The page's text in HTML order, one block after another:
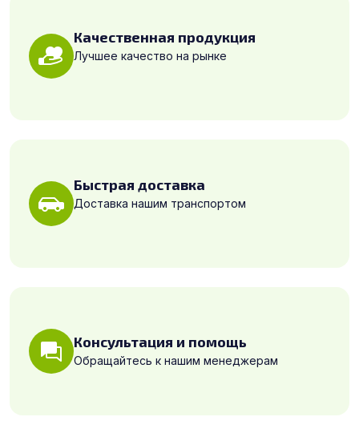
Качественная продукция
Лучшее качество на рынке
Быстрая доставка
Доставка нашим транспортом
Консультация и помощь
Обращайтесь к нашим менеджерам